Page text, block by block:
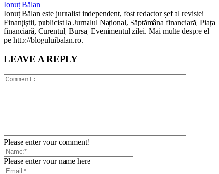
Ionuț Bălan
Ionuț Bălan este jurnalist independent, fost redactor șef al revistei
Finanțiștii, publicist la Jurnalul Național, Săptămâna financiară, Piața
financiară, Curentul, Bursa, Evenimentul zilei. Mai multe despre el
pe http://bloguluibalan.ro.
LEAVE A REPLY
Please enter your comment!
Please enter your name here